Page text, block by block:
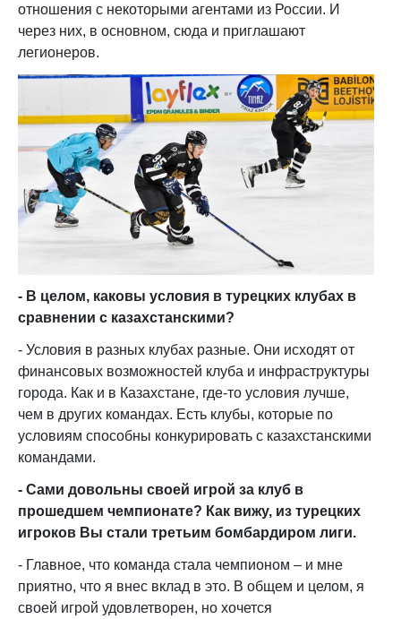
отношения с некоторыми агентами из России. И
через них, в основном, сюда и приглашают
легионеров.
- В целом, каковы условия в турецких клубах в
сравнении с казахстанскими?
- Условия в разных клубах разные. Они исходят от
финансовых возможностей клуба и инфраструктуры
города. Как и в Казахстане, где-то условия лучше,
чем в других командах. Есть клубы, которые по
условиям способны конкурировать с казахстанскими
командами.
- Сами довольны своей игрой за клуб в
прошедшем чемпионате? Как вижу, из турецких
игроков Вы стали третьим бомбардиром лиги.
- Главное, что команда стала чемпионом – и мне
приятно, что я внес вклад в это. В общем и целом, я
своей игрой удовлетворен, но хочется